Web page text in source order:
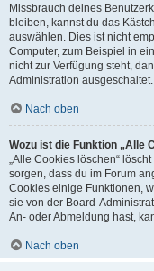
Missbrauch deines
bleiben, kannst du das
auswählen. Dies ist nicht
Computer, zum Beispiel in
nicht zur Verfügung steht,
Administration ausgeschaltet.
Nach oben
Wozu ist die Funktion „Alle
„Alle Cookies löschen“
sorgen, dass du im Forum
Cookies einige Funktionen,
sie von der Board-
An- oder Abmeldung hast,
Nach oben